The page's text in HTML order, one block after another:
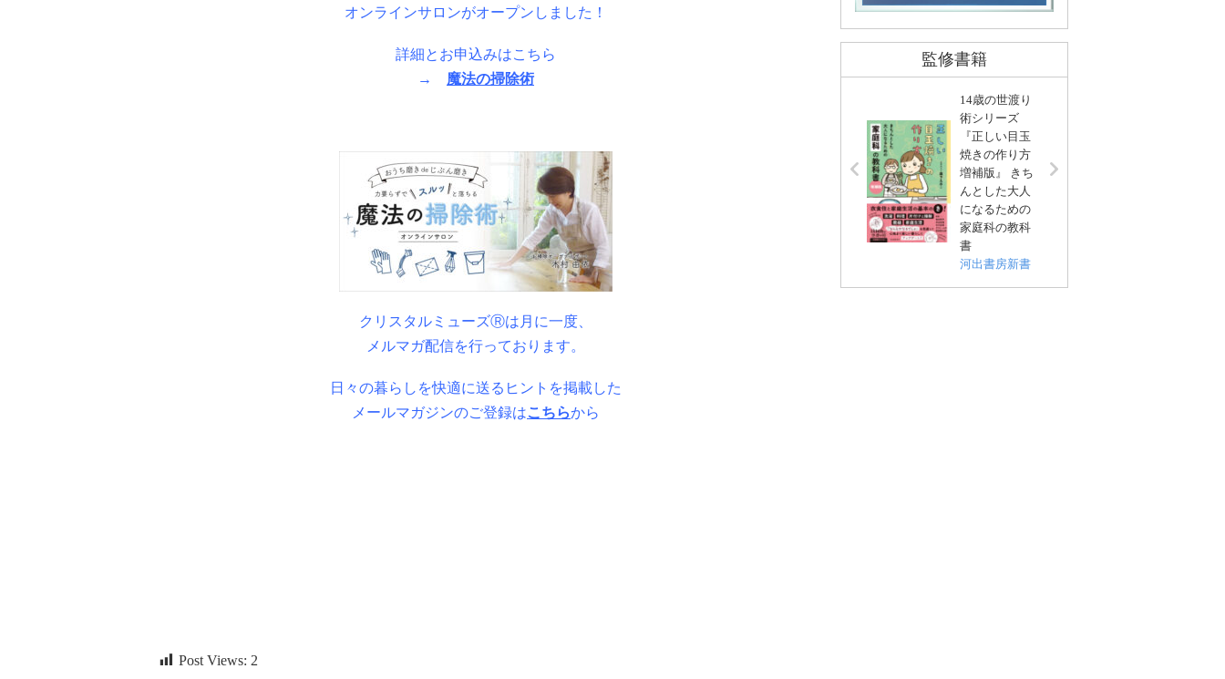
オンラインサロンがオープンしました！
詳細とお申込みはこちら
→ 魔法の掃除術
クリスタルミューズⓇは月に一度、
メルマガ配信を行っております。
日々の暮らしを快適に送るヒントを掲載した
メールマガジンのご登録はこちらから
Post Views: 2
監修書籍
14歳の世渡り
術シリーズ
『正しい目玉
焼きの作り方
増補版』 きち
んとした大人
になるための
家庭科の教科
書
河出書房新書